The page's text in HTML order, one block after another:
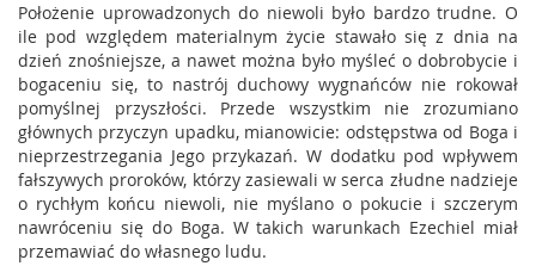
Położenie uprowadzonych do niewoli było bardzo trudne. O
ile pod względem materialnym życie stawało się z dnia na
dzień znośniejsze, a nawet można było myśleć o dobrobycie i
bogaceniu się, to nastrój duchowy wygnańców nie rokował
pomyślnej przyszłości. Przede wszystkim nie zrozumiano
głównych przyczyn upadku, mianowicie: odstępstwa od Boga i
nieprzestrzegania Jego przykazań. W dodatku pod wpływem
fałszywych proroków, którzy zasiewali w serca złudne nadzieje
o rychłym końcu niewoli, nie myślano o pokucie i szczerym
nawróceniu się do Boga. W takich warunkach Ezechiel miał
przemawiać do własnego ludu.